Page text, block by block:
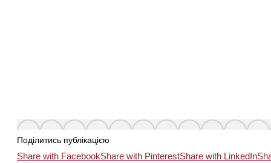
Поділитись публікацією
Share with FacebookShare with PinterestShare with LinkedIn